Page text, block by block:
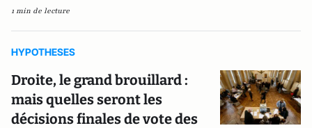
1 min de lecture
HYPOTHESES
Droite, le grand brouillard :
mais quelles seront les
décisions finales de vote des